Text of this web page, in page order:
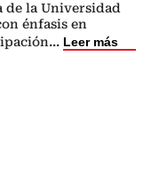
la Universidad
énfasis en
... Leer más